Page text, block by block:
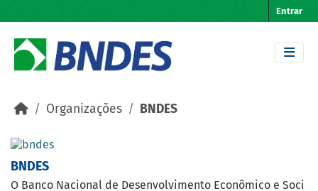
Entrar
Organizações BNDES
BNDES
O Banco Nacional de Desenvolvimento Econômico e Soci